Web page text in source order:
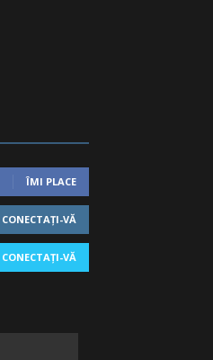
ÎMI PLACE
CONECTAȚI-VĂ
CONECTAȚI-VĂ